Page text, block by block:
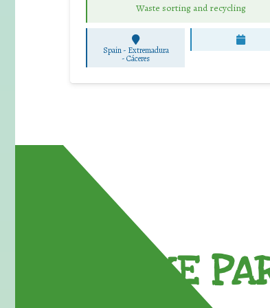
Waste sorting and recycling
Spain - Extremadura
-Cáceres
TAKE